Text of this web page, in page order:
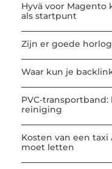
Hyvä voor
als startpunt
Zijn er goede
Waar kun je
PVC-
reiniging
Kosten van een
moet letten